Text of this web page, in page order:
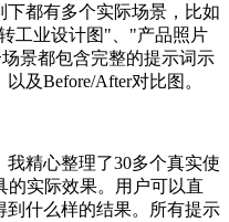
都有多个实际场景，比如
工业设计图"、"产品照片
景都包含完整的提示词示
及Before/After对比图。
精心整理了30多个真实使
的实际效果。用户可以直
什么样的结果。所有提示